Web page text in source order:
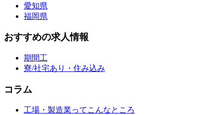
愛知県
福岡県
おすすめの求人情報
期間工
寮/社宅あり・住み込み
コラム
工場・製造業ってこんなところ